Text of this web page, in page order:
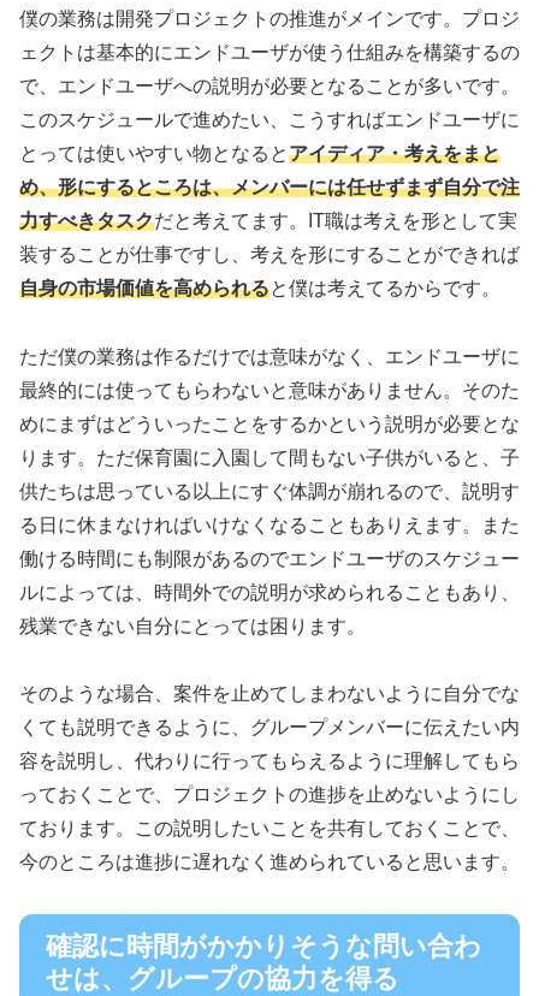
僕の業務は開発プロジェクトの推進がメインです。プロジ
ェクトは基本的にエンドユーザが使う仕組みを構築するの
で、エンドユーザへの説明が必要となることが多いです。
このスケジュールで進めたい、こうすればエンドユーザに
とっては使いやすい物となるとアイディア・考えをまと
め、形にするところは、メンバーには任せずまず自分で注
力すべきタスクだと考えてます。IT職は考えを形として実
装することが仕事ですし、考えを形にすることができれば
自身の市場価値を高められると僕は考えてるからです。
ただ僕の業務は作るだけでは意味がなく、エンドユーザに
最終的には使ってもらわないと意味がありません。そのた
めにまずはどういったことをするかという説明が必要とな
ります。ただ保育園に入園して間もない子供がいると、子
供たちは思っている以上にすぐ体調が崩れるので、説明す
る日に休まなければいけなくなることもありえます。また
働ける時間にも制限があるのでエンドユーザのスケジュー
ルによっては、時間外での説明が求められることもあり、
残業できない自分にとっては困ります。
そのような場合、案件を止めてしまわないように自分でな
くても説明できるように、グループメンバーに伝えたい内
容を説明し、代わりに行ってもらえるように理解してもら
っておくことで、プロジェクトの進捗を止めないようにし
ております。この説明したいことを共有しておくことで、
今のところは進捗に遅れなく進められていると思います。
確認に時間がかかりそうな問い合わ
せは、グループの協力を得る